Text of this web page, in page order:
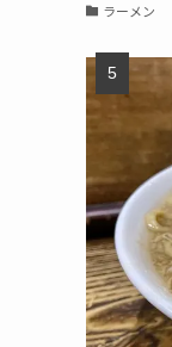
ラーメン